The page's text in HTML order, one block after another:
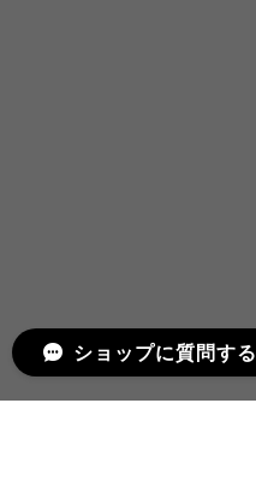
ショップに質問する